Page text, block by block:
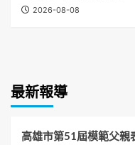
2026-08-08
最新報導
高雄市第51屆模範父親